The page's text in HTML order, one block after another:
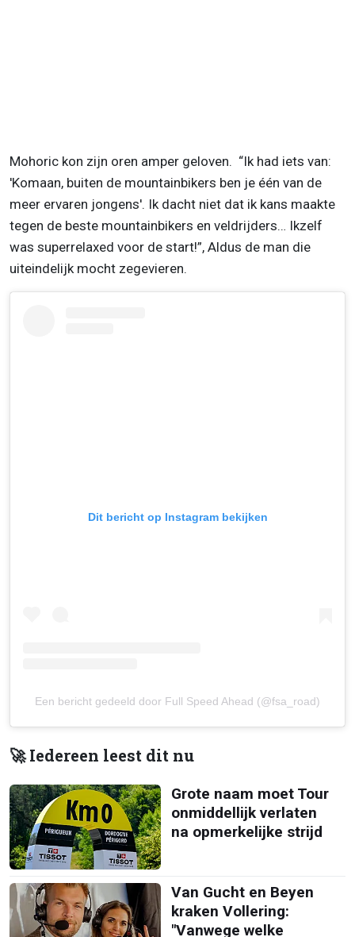
Mohoric kon zijn oren amper geloven. “Ik had iets van:
'Komaan, buiten de mountainbikers ben je één van de
meer ervaren jongens'. Ik dacht niet dat ik kans maakte
tegen de beste mountainbikers en veldrijders… Ikzelf
was superrelaxed voor de start!”, Aldus de man die
uiteindelijk mocht zegevieren.
Dit bericht op Instagram bekijken
Een bericht gedeeld door Full Speed Ahead (@fsa_road)
🚀 Iedereen leest dit nu
Grote naam moet Tour
onmiddellijk verlaten
na opmerkelijke strijd
Van Gucht en Beyen
kraken Vollering:
"Vanwege welke